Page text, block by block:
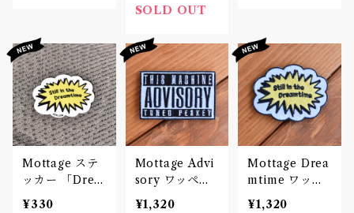
SOLD OUT
Mottage ステ
ッカー 「Drea
mtime」 Deca
¥330
Mottage Advi
sory ワッペン
刺繍 Patch
¥1,320
Mottage Drea
mtime ワッペ
ン 刺繍 Patch
¥1,320